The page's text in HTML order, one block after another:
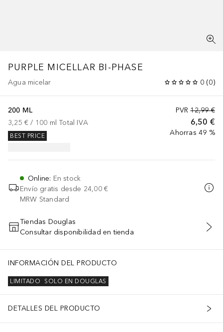
PURPLE MICELLAR BI-PHASE
Agua micelar 0 (0)
PVR 12,99 €
6,50 €
Ahorras 49 %
200 ML
3,25 € / 100 ml Total IVA
BEST PRICE
Online: En stock
Envío gratis desde 24,00 €
MRW Standard
AÑADIR AL CARRITO
Tiendas Douglas
Consultar disponibilidad en tienda
INFORMACIÓN DEL PRODUCTO
SOLO EN DOUGLAS
LIMITADO
DETALLES DEL PRODUCTO